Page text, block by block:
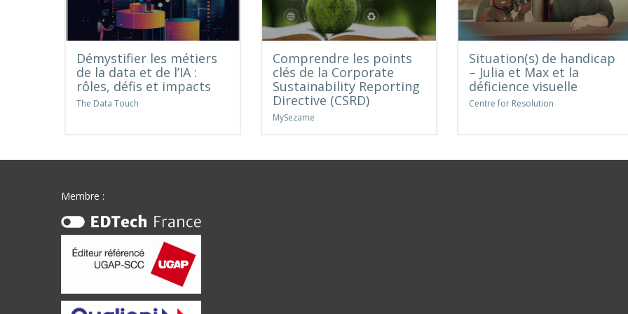
Démystifier les métiers
de la data et de l’IA :
rôles, défis et impacts
The Data Touch
Comprendre les points
clés de la Corporate
Sustainability Reporting
Directive (CSRD)
MySezame
Situation(s) de handicap
– Julia et Max et la
déficience visuelle
Centre for Resolution
Membre :